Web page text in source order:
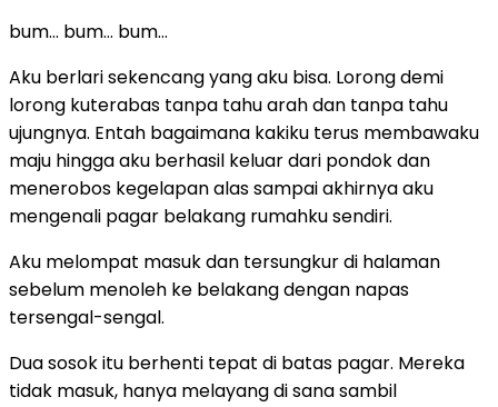
bum… bum… bum…
Aku berlari sekencang yang aku bisa. Lorong demi
lorong kuterabas tanpa tahu arah dan tanpa tahu
ujungnya. Entah bagaimana kakiku terus membawaku
maju hingga aku berhasil keluar dari pondok dan
menerobos kegelapan alas sampai akhirnya aku
mengenali pagar belakang rumahku sendiri.
Aku melompat masuk dan tersungkur di halaman
sebelum menoleh ke belakang dengan napas
tersengal-sengal.
Dua sosok itu berhenti tepat di batas pagar. Mereka
tidak masuk, hanya melayang di sana sambil